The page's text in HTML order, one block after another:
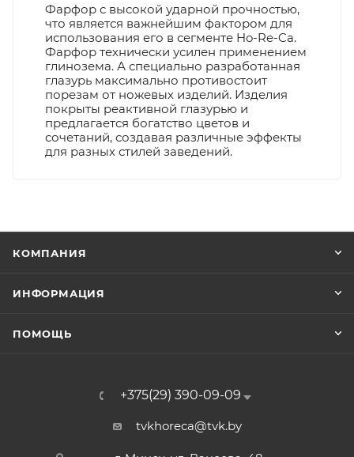
Фарфор с высокой ударной прочностью,
что является важнейшим фактором для
использования его в сегменте Ho-Re-Ca.
Фарфор технически усилен применением
глинозема. А специально разработанная
глазурь максимально противостоит
порезам от ножевых изделий. Изделия
покрыты реактивной глазурью и
предлагается богатство цветов и
сочетаний, создавая различные эффекты
для разных стилей заведений.
КОМПАНИЯ
ИНФОРМАЦИЯ
ПОМОЩЬ
+375(29) 390-09-09
tvkhoreca@tvk.by